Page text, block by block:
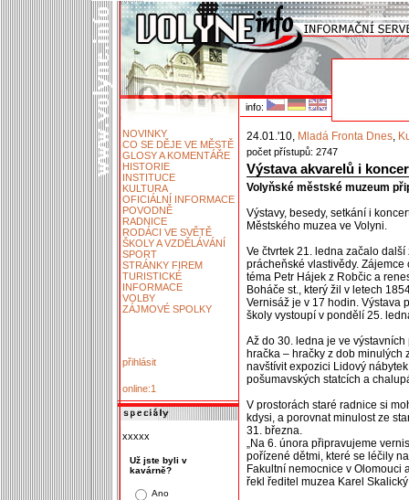
info:
NOVINKY
CO SE DĚJE VE MĚSTĚ
GLOSY A KOMENTÁŘE
HISTORIE
INSTITUCE
KULTURA
OFICIÁLNÍ INFORMACE
POVODNĚ
RADNICE
RODÁCI VE SVĚTĚ
ŠKOLY A VZDĚLÁVÁNÍ
SPORT
STRÁNKY FIREM
TURISTICKÉ
INFORMACE
VOLBY
ZÁJMOVÉ SPOLKY
přihlásit
online:1
xxxxx
Už jste byli v
kavárně?
Ano
24.01.'10, Mladá Fronta Dnes,
počet přístupů: 2747
Výstava akvarelů i
Volyňské městské muzeum
Výstavy, besedy, setkání i
Městského muzea ve Volyni.
Ve čtvrtek 21. ledna začalo
prácheňské vlastivědy.
téma Petr Hájek z Robčic a
Boháče st., který žil v letech
Vernisáž je v 17 hodin. Výstava
školy vystoupí v pondělí 25.
Až do 30. ledna je ve
hračka – hračky z dob minulých
navštívit expozici Lidový
pošumavských statcích a
V prostorách staré radnice si
kdysi, a porovnat minulost ze
31. března.
„Na 6. února připravujeme
pořízené dětmi, které se léčily
Fakultní nemocnice v Olomouci
řekl ředitel muzea Karel